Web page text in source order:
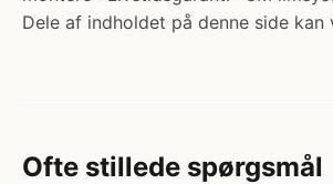
Dele af indholdet på denne side
Ofte stillede spørgsmål